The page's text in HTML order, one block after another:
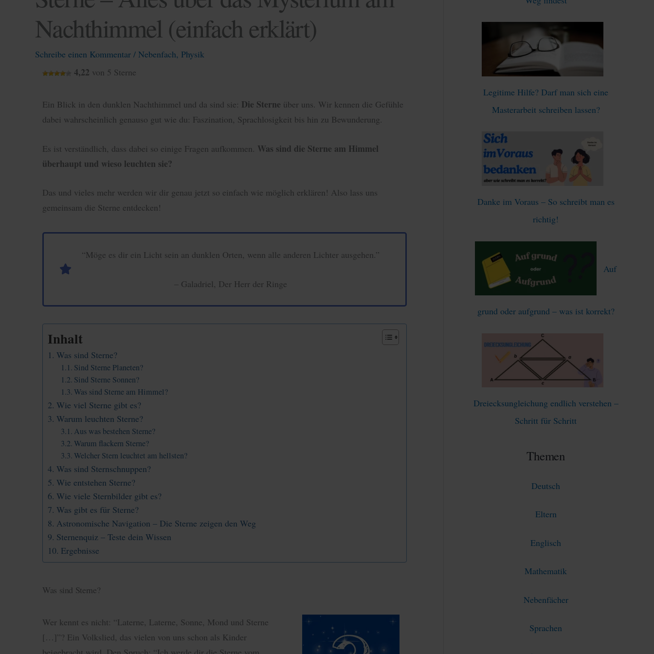
Nachthimmel (einfach erklärt)
Schreibe einen Kommentar / Nebenfach, Physik
4,22 von 5 Sterne
Ein Blick in den dunklen Nachthimmel und da sind sie: Die Sterne über uns. Wir kennen die Gefühle
dabei wahrscheinlich genauso gut wie du: Faszination, Sprachlosigkeit bis hin zu Bewunderung.
Es ist verständlich, dass dabei so einige Fragen aufkommen. Was sind die Sterne am Himmel
überhaupt und wieso leuchten sie?
Das und vieles mehr werden wir dir genau jetzt so einfach wie möglich erklären! Also lass uns
gemeinsam die Sterne entdecken!
“Möge es dir ein Licht sein an dunklen Orten, wenn alle anderen Lichter ausgehen.”
– Galadriel, Der Herr der Ringe
Inhalt
Was sind Sterne?
Sind Sterne Planeten?
Sind Sterne Sonnen?
Was sind Sterne am Himmel?
Wie viel Sterne gibt es?
Warum leuchten Sterne?
Aus was bestehen Sterne?
Warum flackern Sterne?
Welcher Stern leuchtet am hellsten?
Was sind Sternschnuppen?
Wie entstehen Sterne?
Wie viele Sternbilder gibt es?
Was gibt es für Sterne?
Astronomische Navigation – Die Sterne zeigen den Weg
Sternenquiz – Teste dein Wissen
Ergebnisse
Was sind Sterne?
Wer kennt es nicht: “Laterne, Laterne, Sonne, Mond und Sterne
[…]”? Ein Volkslied, das vielen von uns schon als Kinder
Legitime Hilfe? Darf man sich eine
Masterarbeit schreiben lassen?
Danke im Voraus – So schreibt man es
richtig!
Auf
grund oder aufgrund – was ist korrekt?
Dreiecksungleichung endlich verstehen –
Schritt für Schritt
Themen
Deutsch
Eltern
Englisch
Mathematik
Nebenfächer
Sprachen